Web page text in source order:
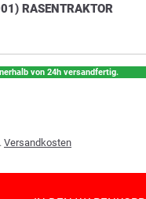
RASENTRAKTOR
von 24h versandfertig.
Versandkosten